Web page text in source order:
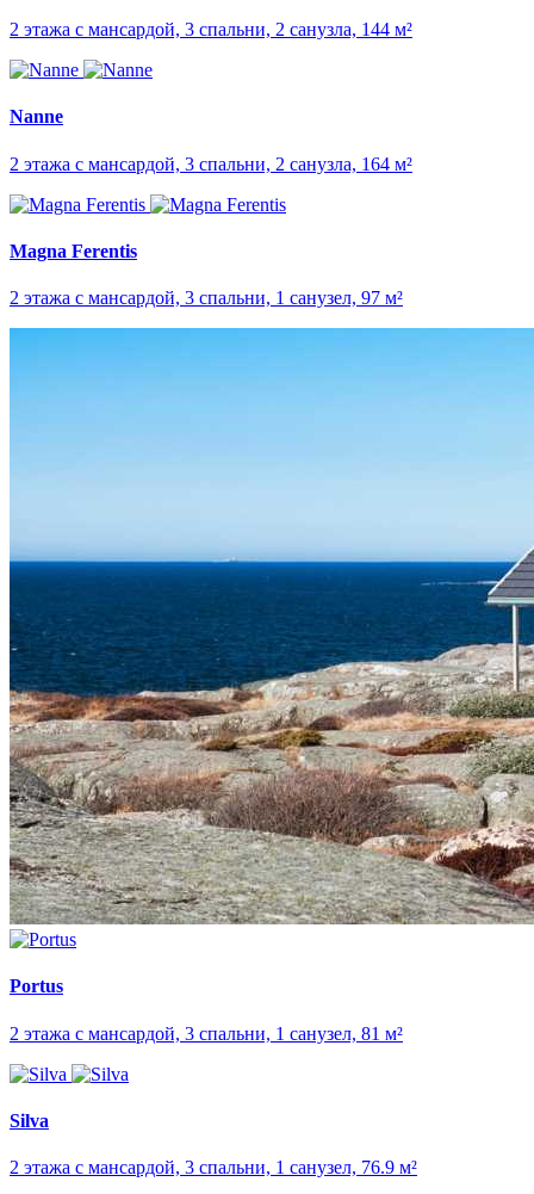
2 этажа с мансардой, 3 спальни, 2 санузла, 144 м²
Nanne
2 этажа с мансардой, 3 спальни, 2 санузла, 164 м²
Magna Ferentis
2 этажа с мансардой, 3 спальни, 1 санузел, 97 м²
Portus
2 этажа с мансардой, 3 спальни, 1 санузел, 81 м²
Silva
2 этажа с мансардой, 3 спальни, 1 санузел, 76.9 м²